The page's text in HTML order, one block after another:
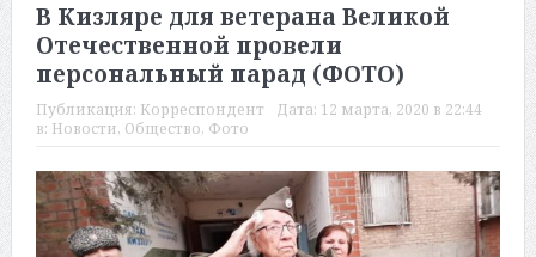
В Кизляре для ветерана Великой
Отечественной провели
персональный парад (ФОТО)
Публикация: Корреспондент Дата: 12 марта, 2020 в 22:44
в: Новости, Общество, Фото